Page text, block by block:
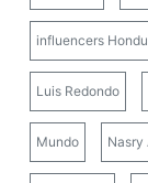
influencers
Luis Redondo
Mundo Nasry